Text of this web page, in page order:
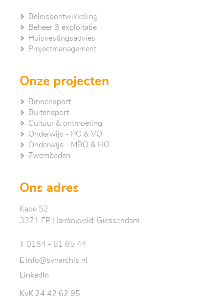
Beleidsontwikkeling
Beheer & exploitatie
Huisvestingsadvies
Project­management
Onze projecten
Binnensport
Buitensport
Cultuur & ontmoeting
Onderwijs - PO & VO
Onderwijs - MBO & HO
Zwembaden
Ons adres
Kade 52
3371 EP Hardinxveld-Giessendam
0184 - 61 65 44
E info@synarchis.nl
LinkedIn
KvK 24 42 62 95